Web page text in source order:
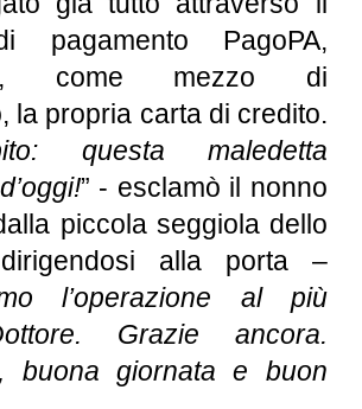
pagamento PagoPA,
come mezzo di
la propria carta di credito.
questa maledetta
” - esclamò il nonno
piccola seggiola dello
alla porta –
l’operazione al più
Grazie ancora.
buona giornata e buon